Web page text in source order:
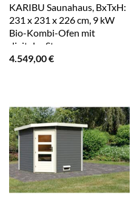
KARIBU Saunahaus, BxTxH:
231 x 231 x 226 cm, 9 kW
Bio-Kombi-Ofen mit
digitaler Steuerung – grau
4.549,00€